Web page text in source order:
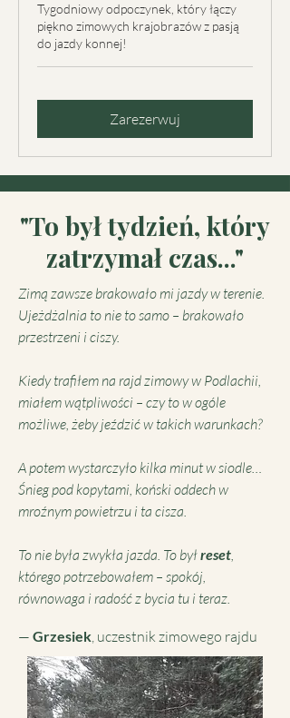
Tygodniowy odpoczynek, który łączy
piękno zimowych krajobrazów z pasją
do jazdy konnej!
Zarezerwuj
"To był tydzień, który
zatrzymał czas..."
Zimą zawsze brakowało mi jazdy w terenie.
Ujeżdżalnia to nie to samo – brakowało
przestrzeni i ciszy.
Kiedy trafiłem na rajd zimowy w Podlachii,
miałem wątpliwości – czy to w ogóle
możliwe, żeby jeździć w takich warunkach?
A potem wystarczyło kilka minut w siodle…
Śnieg pod kopytami, koński oddech w
mroźnym powietrzu i ta cisza.
To nie była zwykła jazda. To byłreset,
którego potrzebowałem – spokój,
równowaga i radość z bycia tu i teraz.
— Grzesiek, uczestnik zimowego rajdu